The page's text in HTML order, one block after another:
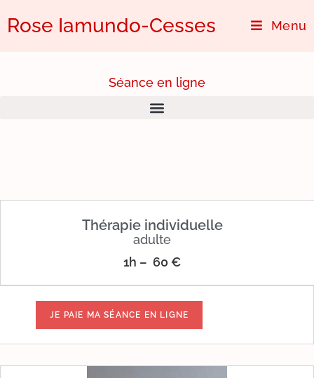
Rose Iamundo-Cesses Menu
Séance en ligne
Thérapie individuelle
adulte
1h – 60 €